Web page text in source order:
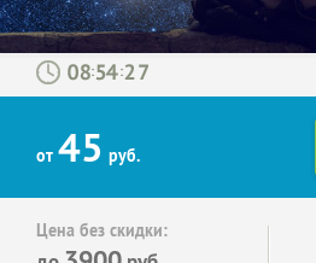
: :
от 45 руб.
Цена без скидки: